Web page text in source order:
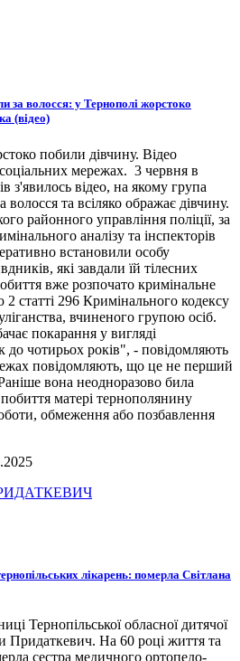
за волосся: у Тернополі жорстоко
(відео)
побили дівчину. Відео
мережах. 3 червня в
з'явилось відео, на якому група
волосся та всіляко ображає дівчину.
районного управління поліції, за
аналізу та інспекторів
встановили особу
які завдали їй тілесних
вже розпочато кримінальне
статті 296 Кримінального кодексу
вчиненого групою осіб.
покарання у вигляді
до чотирьох років", - повідомляють
повідомляють, що це не перший
вона неодноразово била
матері тернополянину
обмеження або позбавлення
лікарень: померла Світлана
Тернопільської обласної дитячої
Придаткевич. На 60 році життя та
сестра медичного ортопедо-